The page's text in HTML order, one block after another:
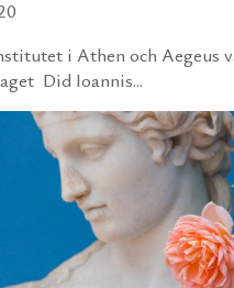
i Athen och Ae­geus
Did Ioannis...